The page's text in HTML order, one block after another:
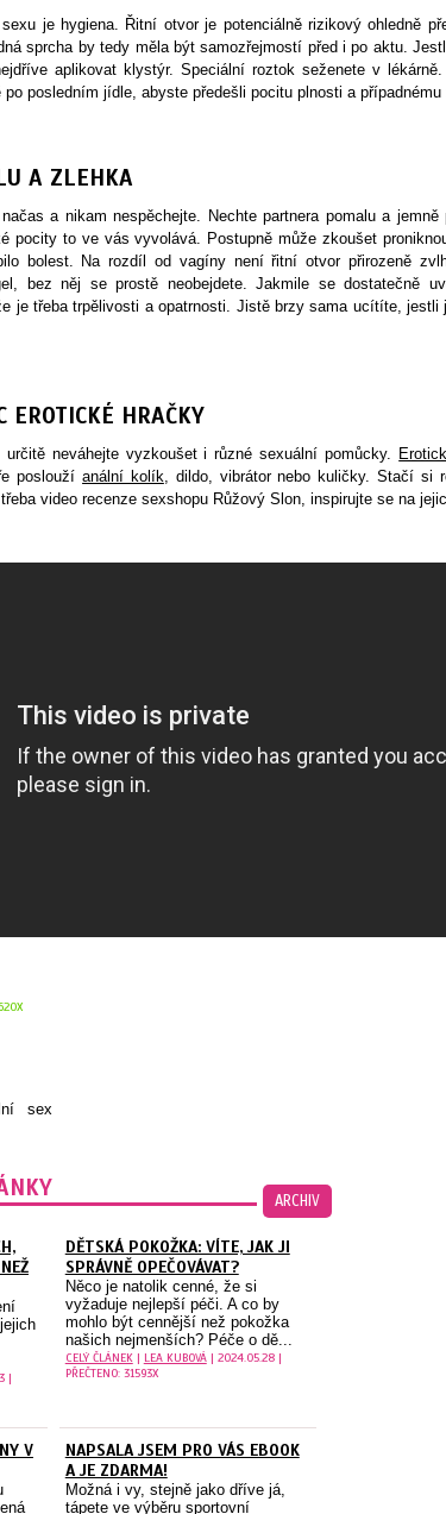
je hygiena. Řitní otvor je potenciálně rizikový ohledně
sprcha by tedy měla být samozřejmostí před i po aktu.
aplikovat klystýr. Speciální roztok seženete v
po posledním jídle, abyste předešli pocitu plnosti a
A ZLEHKA
a nikam nespěchejte. Nechte partnera pomalu a
pocity to ve vás vyvolává. Postupně může zkoušet
bolest. Na rozdíl od vagíny není řitní otvor přirozeně
bez něj se prostě neobejdete. Jakmile se dostatečně
je třeba trpělivosti a opatrnosti. Jistě brzy sama ucítíte, jestli
EROTICKÉ HRAČKY
neváhejte vyzkoušet i různé sexuální pomůcky.
posloužíanální kolík , dildo, vibrátor nebo kuličky. Stačí si
video recenze sexshopu Růžový Slon, inspirujte se na
sex
ARCHIV
|
DĚTSKÁ POKOŽKA: VÍTE, JAK JI
SPRÁVNĚ OPEČOVÁVAT?
Něco je natolik cenné, že si
vyžaduje nejlepší péči. A co by
mohlo být cennější než pokožka
našich nejmenších? Péče o dě...
CELÝ ČLÁNEK| LEA KUBOVÁ| 2024.05.28 |
PŘEČTENO: 31593X
V
NAPSALA JSEM PRO VÁS EBOOK
A JE ZDARMA!
Možná i vy, stejně jako dříve já,
tápete ve výběru sportovní